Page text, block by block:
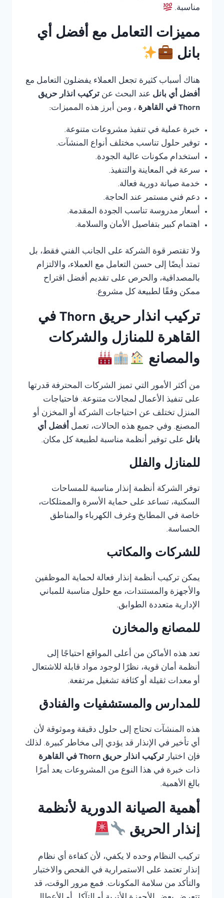
مناسبة.
مميزات التعامل مع أفضل أي
بانل
هناك أسباب كثيرة تجعل العملاء يفضلون التعامل مع
أفضل أي بانل عند البحث عن تركيب انذار حريق
Thorn في القاهرة
، ومن أبرز هذه المميزات:
خبرة عملية في تنفيذ مشروعات متنوعة.
توفير حلول تناسب مختلف أنواع المنشآت.
استخدام مكونات عالية الجودة.
سرعة في المعاينة والتنفيذ.
خدمة صيانة دورية فعالة.
دعم فني مستمر عند الحاجة.
أسعار مدروسة تناسب الجودة المقدمة.
اهتمام كبير بتفاصيل الأمان والسلامة.
ولا تقتصر قوة الشركة على الجانب الفني فقط، بل
تمتد أيضًا إلى حسن التعامل مع العملاء، والالتزام
بالمصداقية، والحرص على تقديم أفضل اقتراح
ممكن وفقًا لطبيعة كل مشروع.
تركيب انذار حريق Thorn في
القاهرة للمنازل والشركات
والمصانع
من أكثر الأمور التي تميز الشركات المحترفة قدرتها
على تنفيذ الأعمال لمجالات متنوعة. فاحتياجات
المنزل تختلف عن احتياجات الشركة أو المخزن أو
المصنع. وفي جميع هذه الحالات، تعمل أفضل أي
بانل على توفير أنظمة مناسبة لطبيعة كل مكان.
للمنازل والفلل
توفر الشركة أنظمة إنذار مناسبة للمساحات
السكنية، تساعد على حماية الأسرة والممتلكات،
خاصة في المطابخ وغرف الكهرباء والمناطق
الحساسة.
للشركات والمكاتب
يمكن تركيب أنظمة إنذار فعالة لحماية الموظفين
والأجهزة والمستندات، مع حلول مناسبة للمباني
الإدارية متعددة الطوابق.
للمصانع والمخازن
تعد هذه الأماكن من أعلى المواقع احتياجًا إلى
أنظمة أمان قوية، نظرًا لوجود مواد قابلة للاشتعال
أو معدات ثقيلة أو كثافة تشغيل مرتفعة.
للمدارس والمستشفيات والفنادق
هذه المنشآت تحتاج إلى حلول دقيقة وموثوقة لأن
أي تأخير في الإنذار قد يؤدي إلى مخاطر كبيرة. لذلك
فإن اختيار تركيب انذار حريق Thorn في القاهرة
ذات خبرة في هذا النوع من المشروعات يعد أمرًا
بالغ الأهمية.
أهمية الصيانة الدورية لأنظمة
إنذار الحريق
تركيب النظام وحده لا يكفي، لأن كفاءة أي نظام
إنذار تعتمد على الاستمرارية في الفحص والاختبار
والتأكد من سلامة المكونات. فمع مرور الوقت، قد